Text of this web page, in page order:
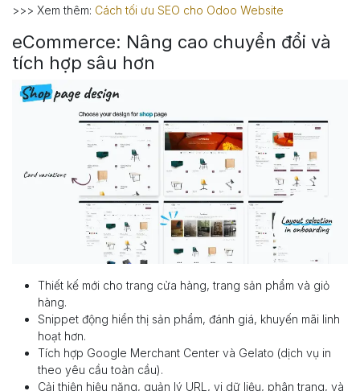
>>> Xem thêm: Cách tối ưu SEO cho Odoo Website
eCommerce: Nâng cao chuyển đổi và
tích hợp sâu hơn
​Thiết kế mới cho trang cửa hàng, trang sản phẩm và giỏ
hàng.
Snippet động hiển thị sản phẩm, đánh giá, khuyến mãi linh
hoạt hơn.
Tích hợp Google Merchant Center và Gelato (dịch vụ in
theo yêu cầu toàn cầu).
Cải thiện hiệu năng, quản lý URL, vi dữ liệu, phân trang, và